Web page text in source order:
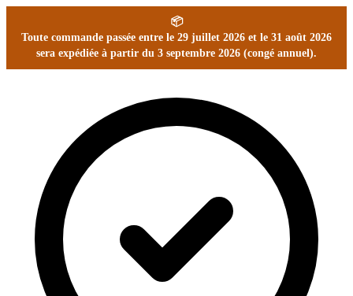
📦
Toute commande passée entre le 29 juillet 2026 et le 31 août 2026
sera expédiée à partir du 3 septembre 2026 (congé annuel).